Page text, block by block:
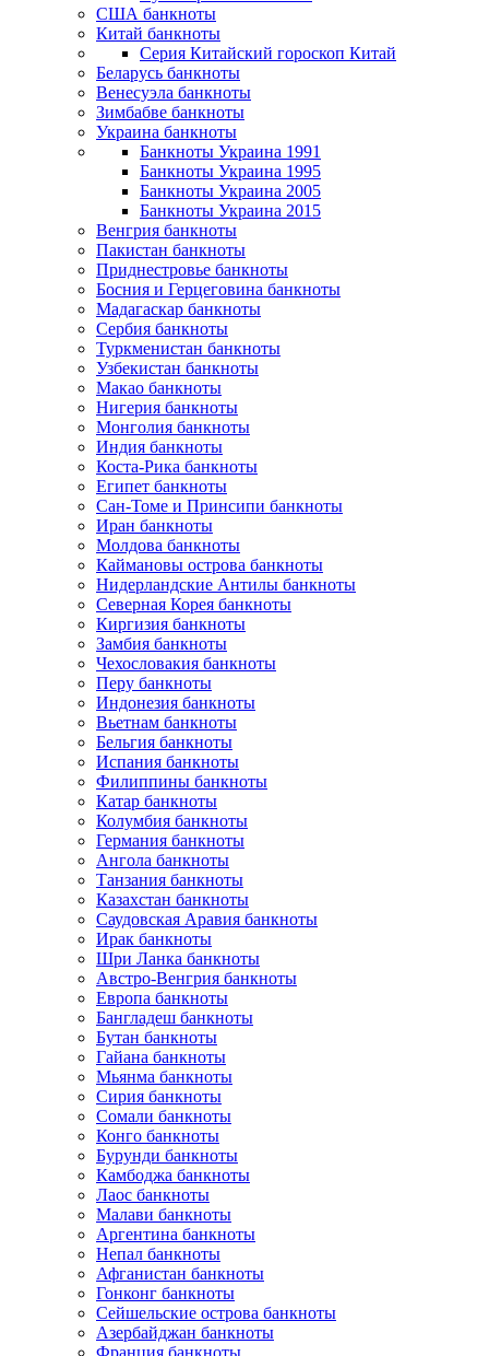
США банкноты
Китай банкноты
Серия Китайский гороскоп Китай
Беларусь банкноты
Венесуэла банкноты
Зимбабве банкноты
Украина банкноты
Банкноты Украина 1991
Банкноты Украина 1995
Банкноты Украина 2005
Банкноты Украина 2015
Венгрия банкноты
Пакистан банкноты
Приднестровье банкноты
Босния и Герцеговина банкноты
Мадагаскар банкноты
Сербия банкноты
Туркменистан банкноты
Узбекистан банкноты
Макао банкноты
Нигерия банкноты
Монголия банкноты
Индия банкноты
Коста-Рика банкноты
Египет банкноты
Сан-Томе и Принсипи банкноты
Иран банкноты
Молдова банкноты
Каймановы острова банкноты
Нидерландские Антилы банкноты
Северная Корея банкноты
Киргизия банкноты
Замбия банкноты
Чехословакия банкноты
Перу банкноты
Индонезия банкноты
Вьетнам банкноты
Бельгия банкноты
Испания банкноты
Филиппины банкноты
Катар банкноты
Колумбия банкноты
Германия банкноты
Ангола банкноты
Танзания банкноты
Казахстан банкноты
Саудовская Аравия банкноты
Ирак банкноты
Шри Ланка банкноты
Австро-Венгрия банкноты
Европа банкноты
Бангладеш банкноты
Бутан банкноты
Гайана банкноты
Мьянма банкноты
Сирия банкноты
Сомали банкноты
Конго банкноты
Бурунди банкноты
Камбоджа банкноты
Лаос банкноты
Малави банкноты
Аргентина банкноты
Непал банкноты
Афганистан банкноты
Гонконг банкноты
Сейшельские острова банкноты
Азербайджан банкноты
Франция банкноты